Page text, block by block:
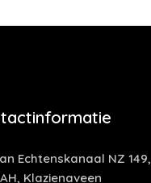
Echtenskanaal NZ 149,
Klazienaveen